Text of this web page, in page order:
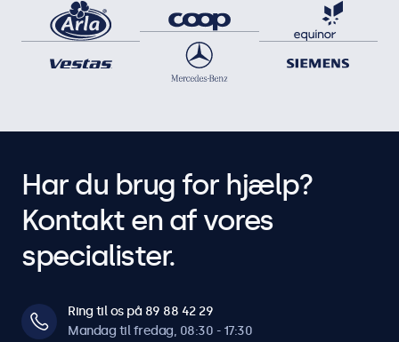
Har du brug for hjælp?
Kontakt en af vores
specialister.
Ring til os på 89 88 42 29
Mandag til fredag, 08:30 - 17:30